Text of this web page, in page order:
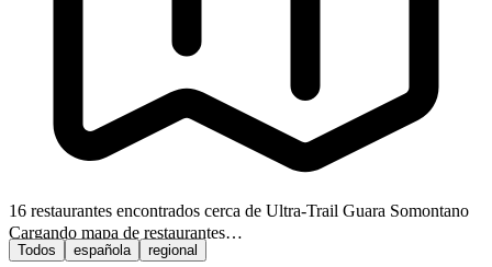
Cargando mapa de restaurantes…
16 restaurantes encontrados cerca de Ultra-Trail Guara Somontano
Todos española regional